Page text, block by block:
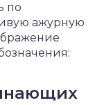
по
ажурную